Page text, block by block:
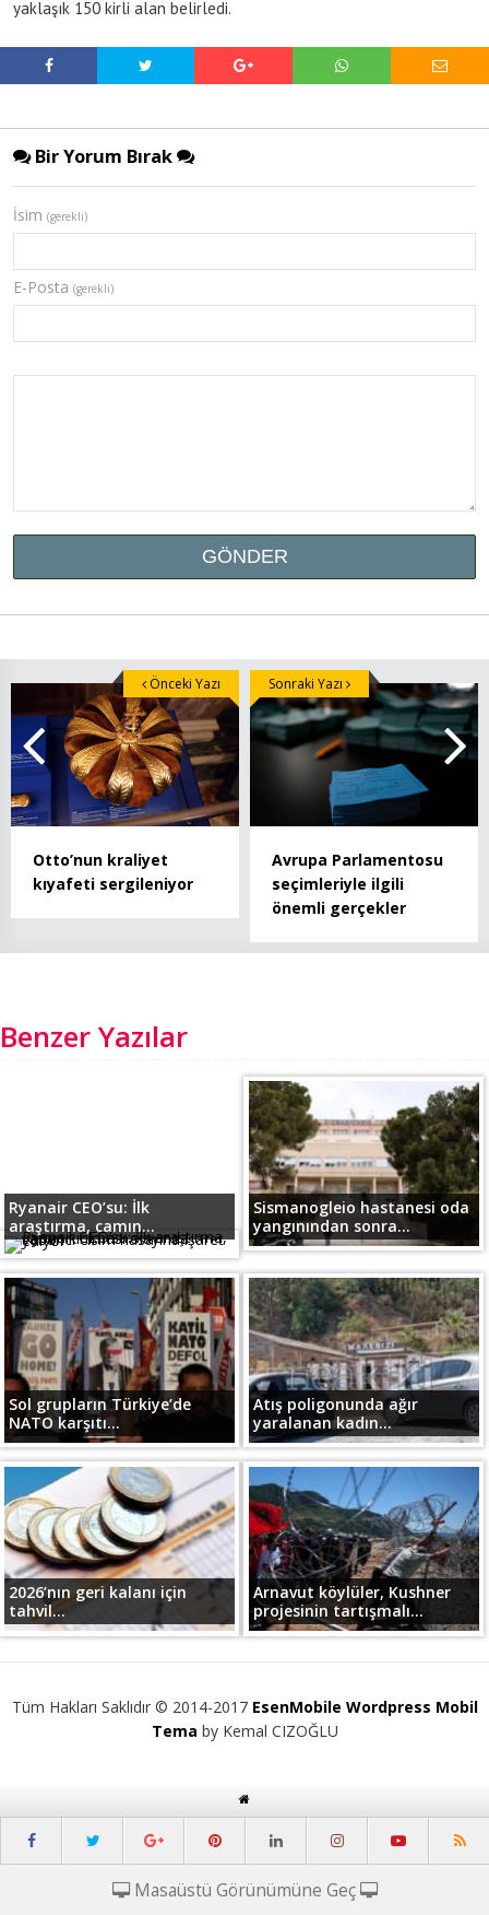
yaklaşık 150 kirli alan belirledi.
Bir Yorum Bırak
İsim (gerekli)
E-Posta (gerekli)
Otto’nun kraliyet
kıyafeti sergileniyor
Önceki Yazı
Avrupa Parlamentosu
seçimleriyle ilgili
önemli gerçekler
Sonraki Yazı
Benzer Yazılar
Ryanair CEO’su: İlk
araştırma, camın...
Sismanogleio hastanesi oda
yangınından sonra...
Sol grupların Türkiye’de
NATO karşıtı...
Atış poligonunda ağır
yaralanan kadın...
2026’nın geri kalanı için
tahvil...
Arnavut köylüler, Kushner
projesinin tartışmalı...
Tüm Hakları Saklıdır © 2014-2017 EsenMobile Wordpress Mobil
Tema by Kemal CIZOĞLU
Masaüstü Görünümüne Geç